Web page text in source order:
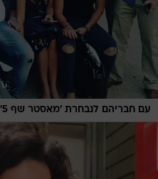
עם חבריהם לנבחרת 'מאסטר שף 5'